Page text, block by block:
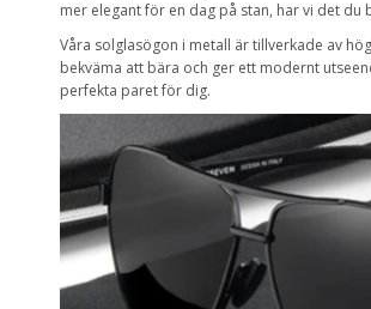
mer elegant för en dag på stan, har vi det du
Våra solglasögon i metall är tillverkade av
bekväma att bära och ger ett modernt
perfekta paret för dig.